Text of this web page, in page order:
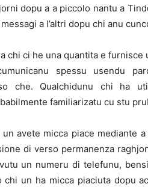
dopu a a piccolo nantu a
a l’altri dopu chi anu
chi ci he una quantita e furnisce
spessu usendu
che. Qualchidunu chi ha
familiarizatu cu stu
avete micca piace mediante
di verso permanenza
un numeru di telefunu,
un ha micca piaciuta dopu